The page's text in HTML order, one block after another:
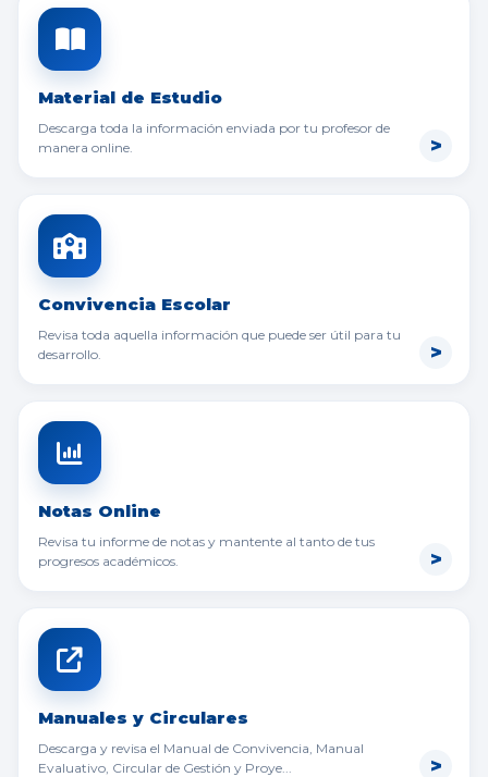
Material de Estudio
Descarga toda la información enviada por tu profesor de
manera online.
Convivencia Escolar
Revisa toda aquella información que puede ser útil para tu
desarrollo.
Notas Online
Revisa tu informe de notas y mantente al tanto de tus
progresos académicos.
Manuales y Circulares
Descarga y revisa el Manual de Convivencia, Manual
Evaluativo, Circular de Gestión y Proye...